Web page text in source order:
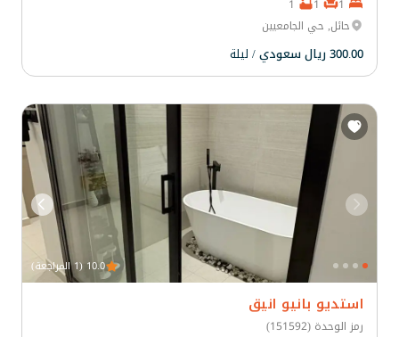
حائل, حي الجامعيين
300.00 ريال سعودي / ليلة
10.0 (1 المراجعة)
استديو بانيو انيق
رمز الوحدة (151592)